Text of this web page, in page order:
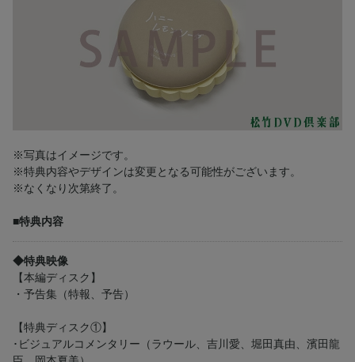
※写真はイメージです。
※特典内容やデザインは変更となる可能性がございます。
※なくなり次第終了。
■特典内容
◆特典映像
【本編ディスク】
・予告集（特報、予告）
【特典ディスク①】
･ビジュアルコメンタリー（ラウール、吉川愛、堀田真由、濱田龍